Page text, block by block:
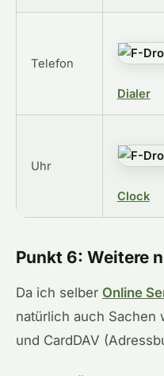
Telefon
Dialer
Uhr
Clock
Punkt 6: Weitere
Da ich selber Online
natürlich auch Sachen
und CardDAV